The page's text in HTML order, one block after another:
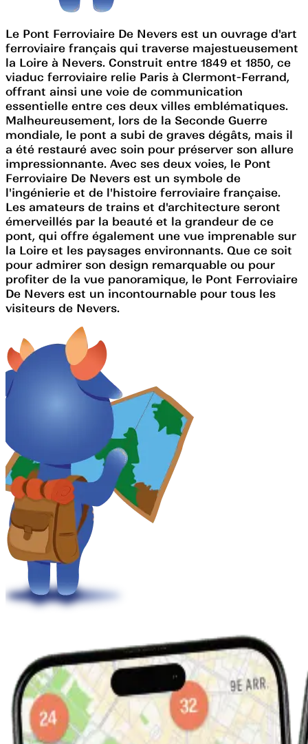
Le Pont Ferroviaire De Nevers est un ouvrage d'art
ferroviaire français qui traverse majestueusement
la Loire à Nevers. Construit entre 1849 et 1850, ce
viaduc ferroviaire relie Paris à Clermont-Ferrand,
offrant ainsi une voie de communication
essentielle entre ces deux villes emblématiques.
Malheureusement, lors de la Seconde Guerre
mondiale, le pont a subi de graves dégâts, mais il
a été restauré avec soin pour préserver son allure
impressionnante. Avec ses deux voies, le Pont
Ferroviaire De Nevers est un symbole de
l'ingénierie et de l'histoire ferroviaire française.
Les amateurs de trains et d'architecture seront
émerveillés par la beauté et la grandeur de ce
pont, qui offre également une vue imprenable sur
la Loire et les paysages environnants. Que ce soit
pour admirer son design remarquable ou pour
profiter de la vue panoramique, le Pont Ferroviaire
De Nevers est un incontournable pour tous les
visiteurs de Nevers.